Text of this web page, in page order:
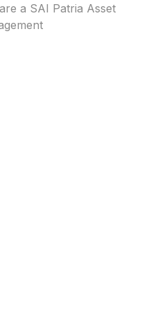
a SAI Patria Asset